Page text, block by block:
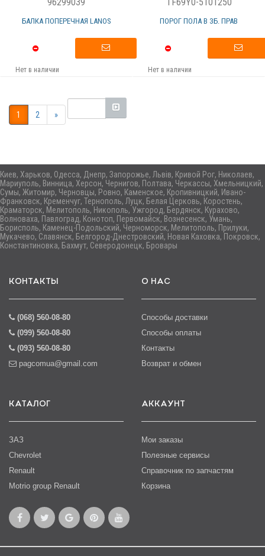
БАЛКА ПОПЕРЕЧНАЯ LANOS
Нет в наличии
ПОРОГ ПОЛА В ЗБ. ПРАВ
Нет в наличии
1 2 »
Киев, Харьков, Одесса, Днепр, Запорожье, Львів, Кривой Рог, Николаев,
Мариуполь, Винница, Херсон, Чернигов, Полтава, Черкассы, Хмельницкий,
Сумы, Житомир, Черновцы, Ровно, Каменское, Кропивницкий, Ивано-
Франковск, Кременчуг, Тернополь, Луцк, Белая Церковь, Коростень,
Краматорск, Мелитополь, Никополь, Ужгород, Бердянск, Курахово,
Волноваха, Павлоград, Конотоп, Первомайск, Вознесенск, Умань,
Борисполь, Каменец-Подольский, Черноморск, Мелитополь, Прилуки,
Мукачево, Славянск, Белгород-Днестровский, Новая Каховка, Покровск,
Константиновка, Бахмут, Северодонецк, Бровары
КОНТАКТЫ
(068) 560-08-80
(099) 560-08-80
(093) 560-08-80
pagcomua@gmail.com
О НАС
Способы доставки
Способы оплаты
Контакты
Возврат и обмен
КАТАЛОГ
ЗАЗ
Chevrolet
Renault
Motrio group Renault
АККАУНТ
Мои заказы
Полезные сервисы
Справочник по запчастям
Корзина